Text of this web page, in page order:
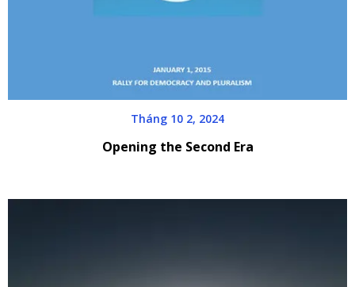
Tháng 10 2, 2024
Opening the Second Era